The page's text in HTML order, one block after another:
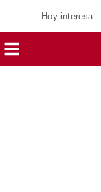
Hoy interesa: